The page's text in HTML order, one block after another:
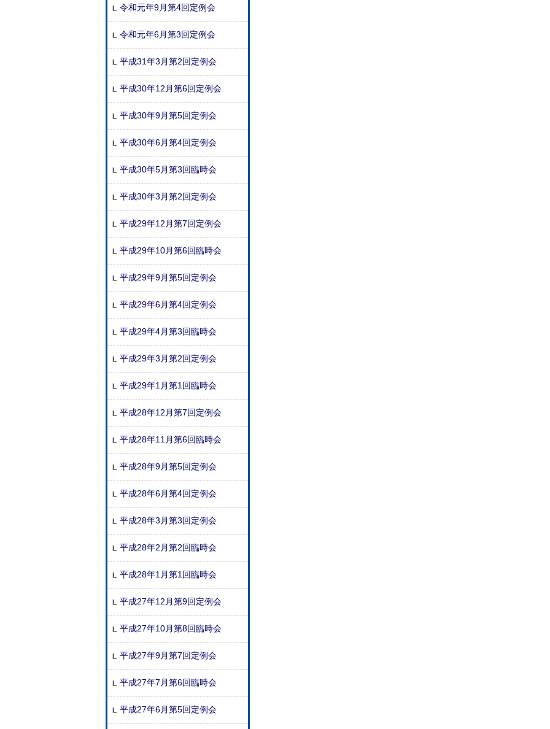
令和元年9月第4回定例会
令和元年6月第3回定例会
平成31年3月第2回定例会
平成30年12月第6回定例会
平成30年9月第5回定例会
平成30年6月第4回定例会
平成30年5月第3回臨時会
平成30年3月第2回定例会
平成29年12月第7回定例会
平成29年10月第6回臨時会
平成29年9月第5回定例会
平成29年6月第4回定例会
平成29年4月第3回臨時会
平成29年3月第2回定例会
平成29年1月第1回臨時会
平成28年12月第7回定例会
平成28年11月第6回臨時会
平成28年9月第5回定例会
平成28年6月第4回定例会
平成28年3月第3回定例会
平成28年2月第2回臨時会
平成28年1月第1回臨時会
平成27年12月第9回定例会
平成27年10月第8回臨時会
平成27年9月第7回定例会
平成27年7月第6回臨時会
平成27年6月第5回定例会